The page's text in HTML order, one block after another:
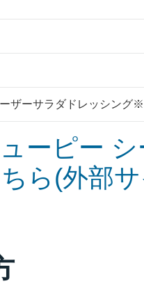
ザーサラダドレッシング※
ーピー シ
ら(外部